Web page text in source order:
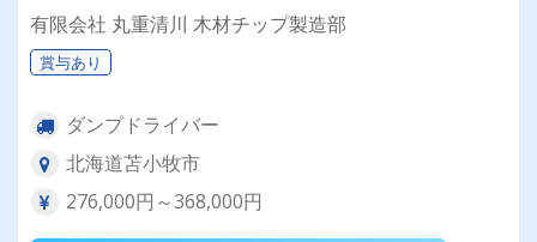
有限会社 丸重清川 木材チップ製造部
賞与あり
ダンプドライバー
北海道苫小牧市
276,000円～368,000円